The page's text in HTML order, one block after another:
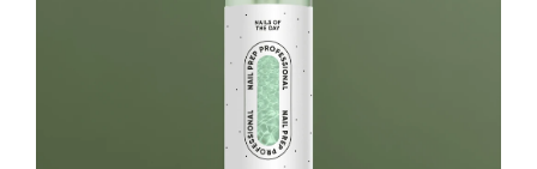
Kundenbewertungen